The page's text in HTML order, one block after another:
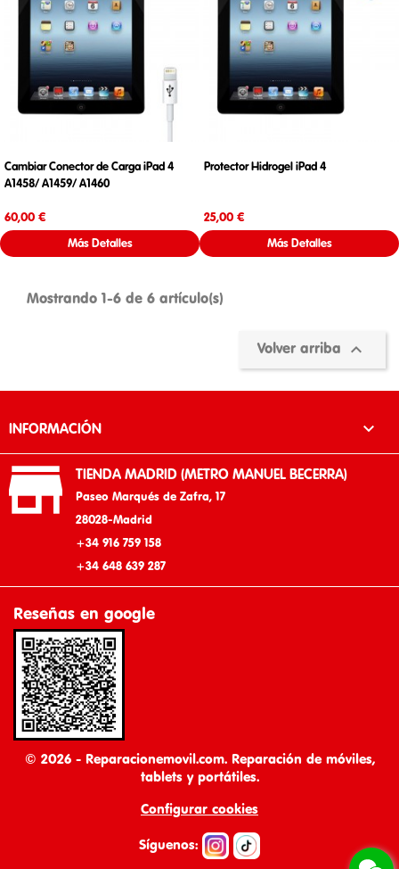
Cambiar Conector de Carga iPad 4
A1458/ A1459/ A1460
60,00 €
Más Detalles
Protector Hidrogel iPad 4
25,00 €
Más Detalles
Mostrando 1-6 de 6 artículo(s)
Volver arriba 
INFORMACIÓN 
 TIENDA MADRID (METRO MANUEL BECERRA)
Paseo Marqués de Zafra, 17
28028-Madrid
+34 916 759 158
+34 648 639 287
Reseñas en google
© 2026 - Reparacionemovil.com. Reparación de móviles,
tablets y portátiles.
Configurar cookies
Síguenos: